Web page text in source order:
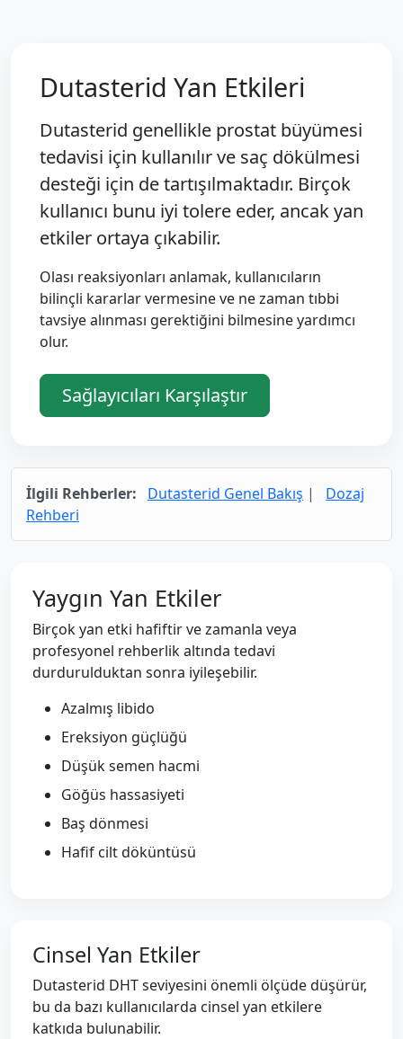
Dutasterid Yan Etkileri
Dutasterid genellikle prostat büyümesi
tedavisi için kullanılır ve saç dökülmesi
desteği için de tartışılmaktadır. Birçok
kullanıcı bunu iyi tolere eder, ancak yan
etkiler ortaya çıkabilir.
Olası reaksiyonları anlamak, kullanıcıların
bilinçli kararlar vermesine ve ne zaman tıbbi
tavsiye alınması gerektiğini bilmesine yardımcı
olur.
Sağlayıcıları Karşılaştır
İlgili Rehberler: Dutasterid Genel Bakış |
Dozaj
Rehberi
Yaygın Yan Etkiler
Birçok yan etki hafiftir ve zamanla veya
profesyonel rehberlik altında tedavi
durdurulduktan sonra iyileşebilir.
Azalmış libido
Ereksiyon güçlüğü
Düşük semen hacmi
Göğüs hassasiyeti
Baş dönmesi
Hafif cilt döküntüsü
Cinsel Yan Etkiler
Dutasterid DHT seviyesini önemli ölçüde düşürür,
bu da bazı kullanıcılarda cinsel yan etkilere
katkıda bulunabilir.